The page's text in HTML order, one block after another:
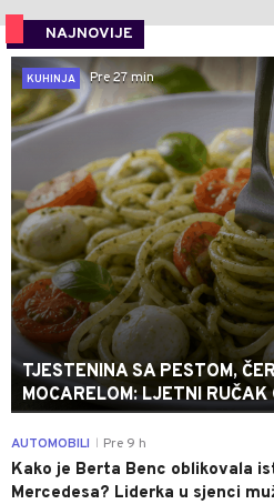
NAJNOVIJE
KUHINJA
Pre 27 min
TJESTENINA SA PESTOM,
MOCARELOM: LJETNI
AUTOMOBILI Pre 9 h
Kako je Berta Benc oblikovala
Mercedesa? Liderka u sjenci